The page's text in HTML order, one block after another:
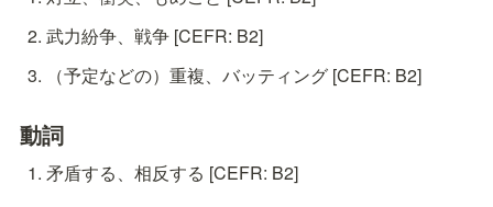
武力紛争、戦争 [CEFR: B2]
（予定などの）重複、バッティング [CEFR: B2]
動詞
矛盾する、相反する [CEFR: B2]